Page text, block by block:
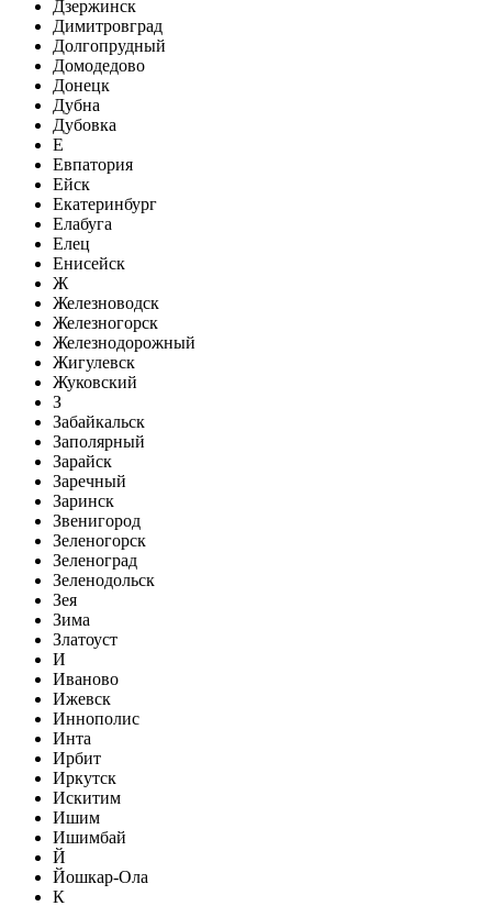
Дзержинск
Димитровград
Долгопрудный
Домодедово
Донецк
Дубна
Дубовка
Е
Евпатория
Ейск
Екатеринбург
Елабуга
Елец
Енисейск
Ж
Железноводск
Железногорск
Железнодорожный
Жигулевск
Жуковский
З
Забайкальск
Заполярный
Зарайск
Заречный
Заринск
Звенигород
Зеленогорск
Зеленоград
Зеленодольск
Зея
Зима
Златоуст
И
Иваново
Ижевск
Иннополис
Инта
Ирбит
Иркутск
Искитим
Ишим
Ишимбай
Й
Йошкар-Ола
К